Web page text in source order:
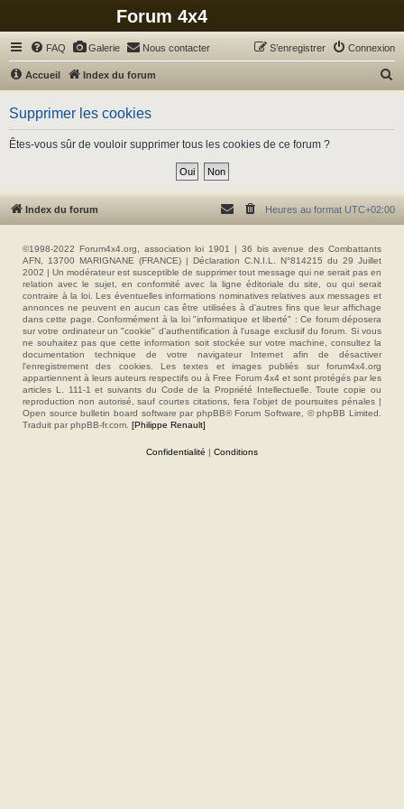
Forum 4x4
FAQ Galerie Nous contacter Connexion
S’enregistrer
Accueil Index du forum
h
Supprimer les cookies
Êtes-vous sûr de vouloir supprimer tous les cookies de ce forum ?
Index du forum Heures au format UTC+02:00
©1998-2022 Forum4x4.org, association loi 1901 | 36 bis avenue des Combattants
AFN, 13700 MARIGNANE (FRANCE) | Déclaration C.N.I.L. N°814215 du 29 Juillet
2002 | Un modérateur est susceptible de supprimer tout message qui ne serait pas en
relation avec le sujet, en conformité avec la ligne éditoriale du site, ou qui serait
contraire à la loi. Les éventuelles informations nominatives relatives aux messages et
annonces ne peuvent en aucun cas être utilisées à d'autres fins que leur affichage
dans cette page. Conformément à la loi "informatique et liberté" : Ce forum déposera
sur votre ordinateur un "cookie" d’authentification à l'usage exclusif du forum. Si vous
ne souhaitez pas que cette information soit stockée sur votre machine, consultez la
documentation technique de votre navigateur Internet afin de désactiver
l'enregistrement des cookies. Les textes et images publiés sur forum4x4.org
appartiennent à leurs auteurs respectifs ou à Free Forum 4x4 et sont protégés par les
articles L. 111-1 et suivants du Code de la Propriété Intellectuelle. Toute copie ou
reproduction non autorisé, sauf courtes citations, fera l'objet de poursuites pénales |
Open source bulletin board software par phpBB® Forum Software, © phpBB Limited.
Traduit par phpBB-fr.com. [Philippe Renault]
Confidentialité | Conditions